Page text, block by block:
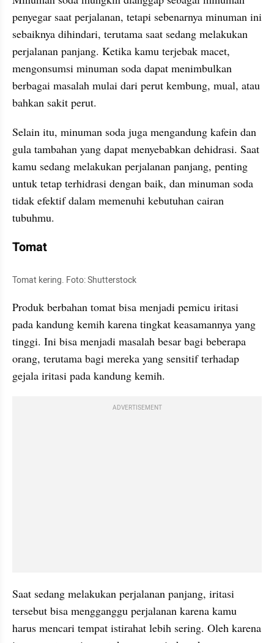
penyegar saat perjalanan, tetapi sebenarnya minuman ini
sebaiknya dihindari, terutama saat sedang melakukan
perjalanan panjang. Ketika kamu terjebak macet,
mengonsumsi minuman soda dapat menimbulkan
berbagai masalah mulai dari perut kembung, mual, atau
bahkan sakit perut.
Selain itu, minuman soda juga mengandung kafein dan
gula tambahan yang dapat menyebabkan dehidrasi. Saat
kamu sedang melakukan perjalanan panjang, penting
untuk tetap terhidrasi dengan baik, dan minuman soda
tidak efektif dalam memenuhi kebutuhan cairan
tubuhmu.
Tomat
Tomat kering. Foto: Shutterstock
Produk berbahan tomat bisa menjadi pemicu iritasi
pada kandung kemih karena tingkat keasamannya yang
tinggi. Ini bisa menjadi masalah besar bagi beberapa
orang, terutama bagi mereka yang sensitif terhadap
gejala iritasi pada kandung kemih.
ADVERTISEMENT
Saat sedang melakukan perjalanan panjang, iritasi
tersebut bisa mengganggu perjalanan karena kamu
harus mencari tempat istirahat lebih sering. Oleh karena